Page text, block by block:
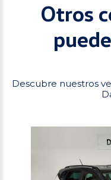
Otros
Descubre nuestros